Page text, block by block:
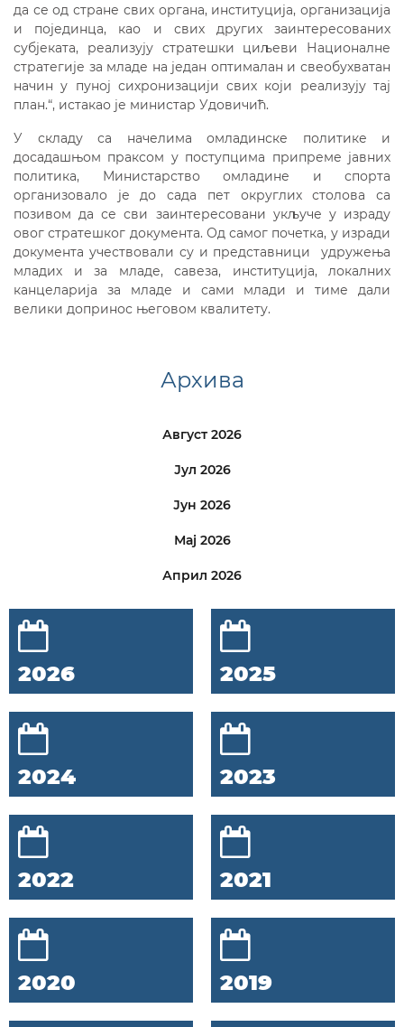
да се од стране свих органа, институција, организација
и појединца, као и свих других заинтересованих
субјеката, реализују стратешки циљеви Националне
стратегије за младе на један оптималан и свеобухватан
начин у пуној сихронизацији свих који реализују тај
план.“, истакао је министар Удовичић.
У складу са начелима омладинске политике и
досадашњом праксом у поступцима припреме јавних
политика, Министарство омладине и спорта
организовало је до сада пет округлих столова са
позивом да се сви заинтересовани укључе у израду
овог стратешког документа. Од самог почетка, у изради
документа учествовали су и представници удружења
младих и за младе, савеза, институција, локалних
канцеларија за младе и сами млади и тиме дали
велики допринос његовом квалитету.
Архива
Август 2026
Јул 2026
Јун 2026
Мај 2026
Април 2026
2026 2025
2024 2023
2022 2021
2020 2019